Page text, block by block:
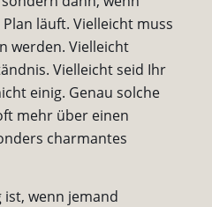
läuft. Vielleicht muss
werden. Vielleicht
Vielleicht seid Ihr
einig. Genau solche
mehr über einen
charmantes
ist, wenn jemand